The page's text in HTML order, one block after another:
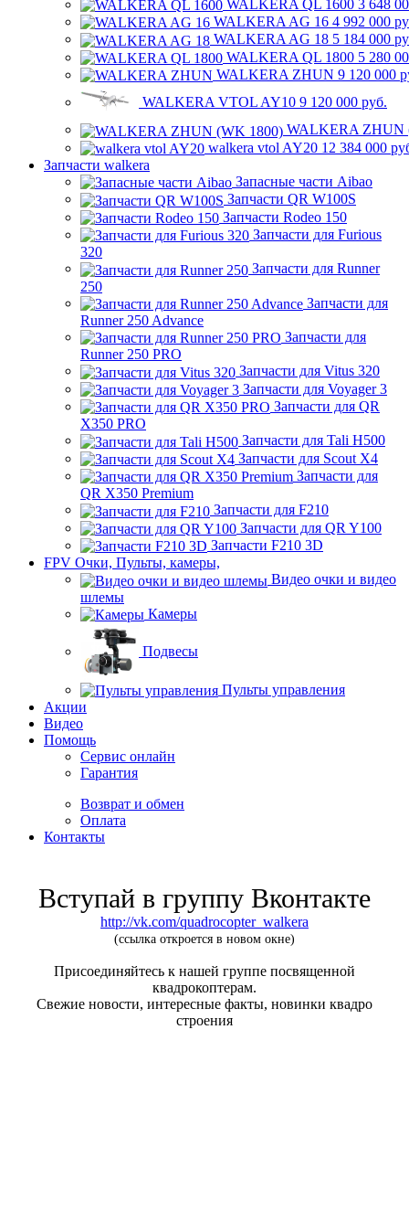
WALKERA QL 1600 3 648
WALKERA AG 16 4 992 000
WALKERA AG 18 5 184 000
WALKERA QL 1800 5 280
WALKERA ZHUN 9 120 000
WALKERA VTOL AY10 9 120 000 руб.
WALKERA ZHUN
walkera vtol AY20 12 384 000
Запчасти walkera
Запасные части Aibao
Запчасти QR W100S
Запчасти Rodeo 150
Запчасти для Furious
320
Запчасти для Runner
250
Запчасти для
Runner 250 Advance
Запчасти для
Runner 250 PRO
Запчасти для Vitus 320
Запчасти для Voyager 3
Запчасти для QR
X350 PRO
Запчасти для Tali H500
Запчасти для Scout X4
Запчасти для
QR X350 Premium
Запчасти для F210
Запчасти для QR Y100
Запчасти F210 3D
FPV Очки, Пульты, камеры,
Видео очки и видео
шлемы
Камеры
Подвесы
Пульты управления
Акции
Видео
Помощь
Сервис онлайн
Гарантия
Возврат и обмен
Оплата
Контакты
Вступай в группу Вконтакте
http://vk.com/quadrocopter_walkera
(ссылка откроется в новом окне)
Присоединяйтесь к нашей группе посвященной
квадрокоптерам.
Свежие новости, интересные факты, новинки квадро
строения